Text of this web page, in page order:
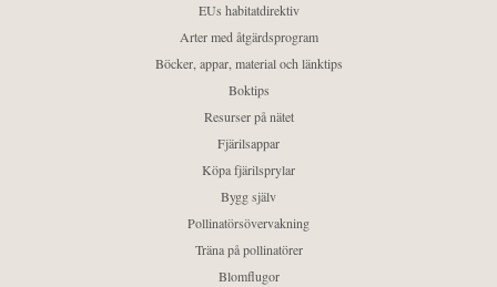
EUs habitatdirektiv
Arter med åtgärdsprogram
Böcker, appar, material och länktips
Boktips
Resurser på nätet
Fjärilsappar
Köpa fjärilsprylar
Bygg själv
Pollinatörsövervakning
Träna på pollinatörer
Blomflugor